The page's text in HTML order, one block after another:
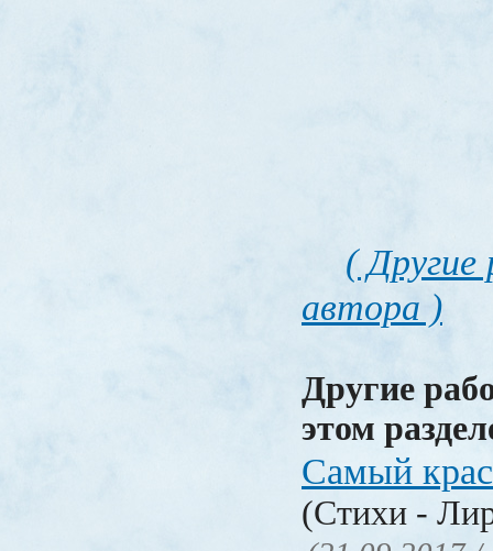
(
автора )
Другие
этом
Самый
(Стихи -